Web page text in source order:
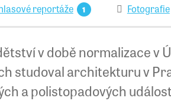
reportáže 1 Fotografie
v době normalizace v
studoval architekturu v
a polistopadových